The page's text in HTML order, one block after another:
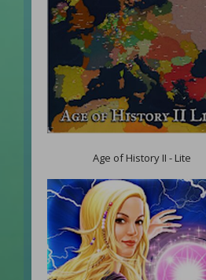
Age of History II - Lite